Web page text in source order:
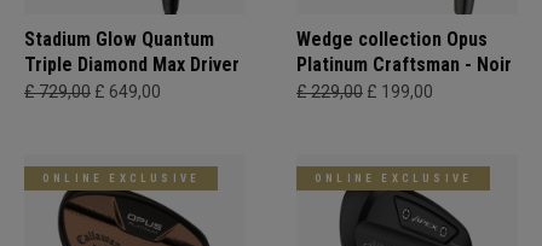
Stadium Glow Quantum
Triple Diamond Max Driver
£ 729,00 £ 649,00
Wedge collection Opus
Platinum Craftsman - Noir
£ 229,00 £ 199,00
ONLINE EXCLUSIVE ONLINE EXCLUSIVE